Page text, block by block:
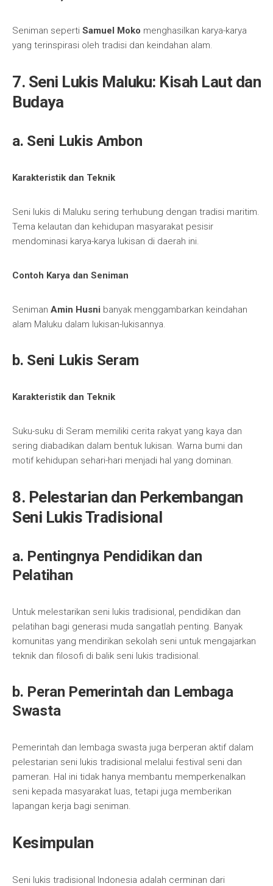
Seniman seperti Samuel Moko menghasilkan karya-karya
yang terinspirasi oleh tradisi dan keindahan alam.
7. Seni Lukis Maluku: Kisah Laut dan
Budaya
a. Seni Lukis Ambon
Karakteristik dan Teknik
Seni lukis di Maluku sering terhubung dengan tradisi maritim.
Tema kelautan dan kehidupan masyarakat pesisir
mendominasi karya-karya lukisan di daerah ini.
Contoh Karya dan Seniman
Seniman Amin Husni banyak menggambarkan keindahan
alam Maluku dalam lukisan-lukisannya.
b. Seni Lukis Seram
Karakteristik dan Teknik
Suku-suku di Seram memiliki cerita rakyat yang kaya dan
sering diabadikan dalam bentuk lukisan. Warna bumi dan
motif kehidupan sehari-hari menjadi hal yang dominan.
8. Pelestarian dan Perkembangan
Seni Lukis Tradisional
a. Pentingnya Pendidikan dan
Pelatihan
Untuk melestarikan seni lukis tradisional, pendidikan dan
pelatihan bagi generasi muda sangatlah penting. Banyak
komunitas yang mendirikan sekolah seni untuk mengajarkan
teknik dan filosofi di balik seni lukis tradisional.
b. Peran Pemerintah dan Lembaga
Swasta
Pemerintah dan lembaga swasta juga berperan aktif dalam
pelestarian seni lukis tradisional melalui festival seni dan
pameran. Hal ini tidak hanya membantu memperkenalkan
seni kepada masyarakat luas, tetapi juga memberikan
lapangan kerja bagi seniman.
Kesimpulan
Seni lukis tradisional Indonesia adalah cerminan dari